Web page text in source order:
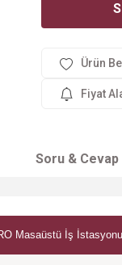
Fiyat
Soru & Cevap
Masaüstü İş İstasyonu